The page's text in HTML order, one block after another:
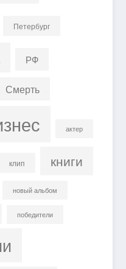
Петербург
РФ
Смерть
актер
клип книги
новый альбом
победители